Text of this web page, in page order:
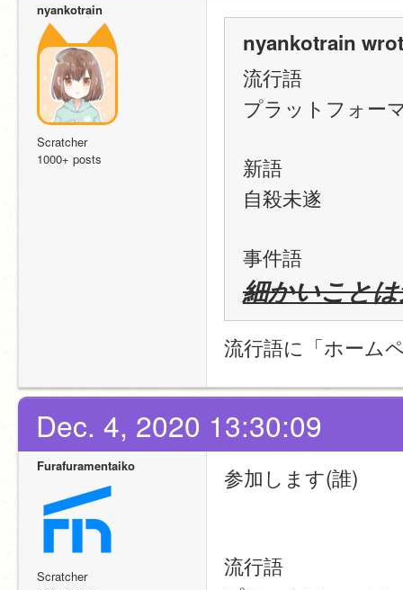
nyankotrain
Scratcher
1000+ posts
nyankotrain
流行語
プラットフォー
新語
自殺未遂
事件語
細かいこと
流行語に「ホーム
Dec. 4, 2020 13:30:09
Furafuramentaiko
Scratcher
参加します(誰)
流行語